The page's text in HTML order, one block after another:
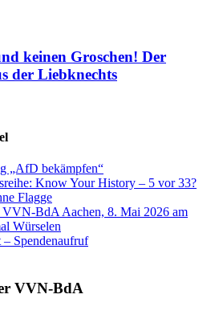
keinen Groschen! Der
der Liebknechts
„AfD bekämpfen“
Know Your History – 5 vor 33?
Flagge
BdA Aachen, 8. Mai 2026 am
Würselen
Spendenaufruf
VVN-BdA